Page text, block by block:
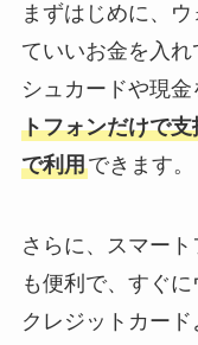
まずはじめに、
ていいお金を入
シュカードや現金
トフォンだけで
で利用できます。
さらに、スマー
も便利で、すぐに
クレジットカー